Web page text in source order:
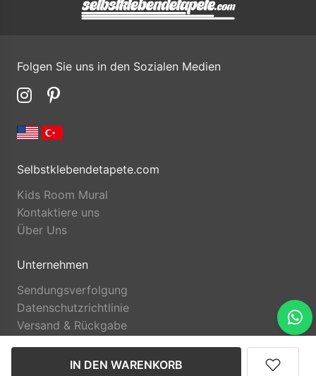
IN DEN WARENKORB
Folgen Sie uns in den Sozialen Medien
Selbstklebendetapete.com
Kids Room Mural
Kontaktiere uns
Über Uns
Unternehmen
Sendungsverfolgung
Datenschutzrichtlinie
Versand & Rückgabe